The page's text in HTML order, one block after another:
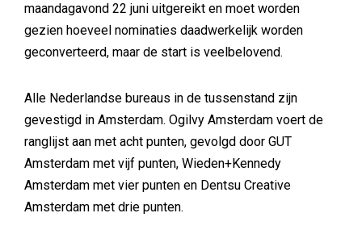
maandagavond 22 juni uitgereikt en moet worden
gezien hoeveel nominaties daadwerkelijk worden
geconverteerd, maar de start is veelbelovend.
Alle Nederlandse bureaus in de tussenstand zijn
gevestigd in Amsterdam. Ogilvy Amsterdam voert de
ranglijst aan met acht punten, gevolgd door GUT
Amsterdam met vijf punten, Wieden+Kennedy
Amsterdam met vier punten en Dentsu Creative
Amsterdam met drie punten.